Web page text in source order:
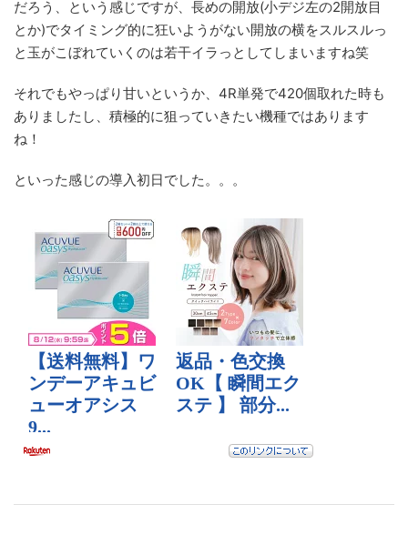
だろう、という感じですが、長めの開放(小デジ左の2開放目
とか)でタイミング的に狂いようがない開放の横をスルスルっ
と玉がこぼれていくのは若干イラっとしてしまいますね笑
それでもやっぱり甘いというか、4R単発で420個取れた時も
ありましたし、積極的に狙っていきたい機種ではあります
ね！
といった感じの導入初日でした。。。